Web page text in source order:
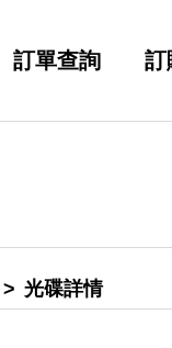
訂單查詢 訂
光碟詳情